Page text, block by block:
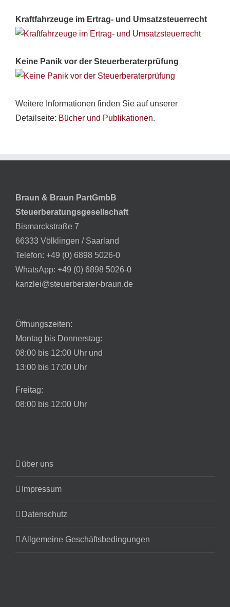
Kraftfahrzeuge im Ertrag- und Umsatzsteuerrecht
Keine Panik vor der Steuerberaterprüfung
Weitere Informationen finden Sie auf unserer
Detailseite: Bücher und Publikationen.
Braun & Braun PartGmbB
Steuerberatungsgesellschaft
Bismarckstraße 7
66333 Völklingen / Saarland
Telefon: +49 (0) 6898 5026-0
WhatsApp: +49 (0) 6898 5026-0
kanzlei@steuerberater-braun.de
Öffnungszeiten:
Montag bis Donnerstag:
08:00 bis 12:00 Uhr und
13:00 bis 17:00 Uhr
Freitag:
08:00 bis 12:00 Uhr
über uns
Impressum
Datenschutz
Allgemeine Geschäftsbedingungen